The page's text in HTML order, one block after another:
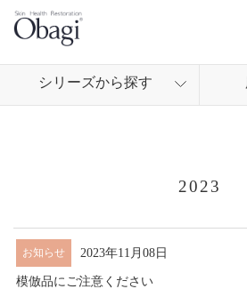
シリ ーズから探す
2023
2023年11月08日
お知らせ
模倣品にご注意ください